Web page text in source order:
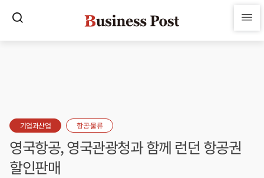
기업과산업 항공·물류
영국항공, 영국관광청과 함께 런던 항공권
할인판매